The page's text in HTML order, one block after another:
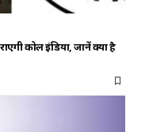
कोल इंडिया, जानें क्या है